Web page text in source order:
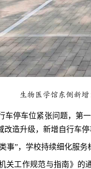
生物医学馆东侧新
车停车位紧张问题，第
造升级，新增自行车停
事”，学校持续细化服
关工作规范与指南》的